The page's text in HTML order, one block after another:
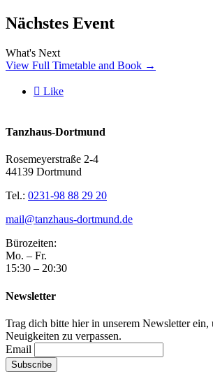
Nächstes Event
What's Next
View Full Timetable and Book →
 Like
Tanzhaus-Dortmund
Rosemeyerstraße 2-4
44139 Dortmund
Tel.: 0231-98 88 29 20
mail@tanzhaus-dortmund.de
Bürozeiten:
Mo. – Fr.
15:30 – 20:30
Newsletter
Trag dich bitte hier in unserem Newsletter ein,
Neuigkeiten zu verpassen.
Email